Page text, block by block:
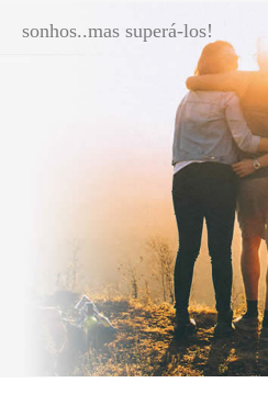
sonhos..mas superá-los!